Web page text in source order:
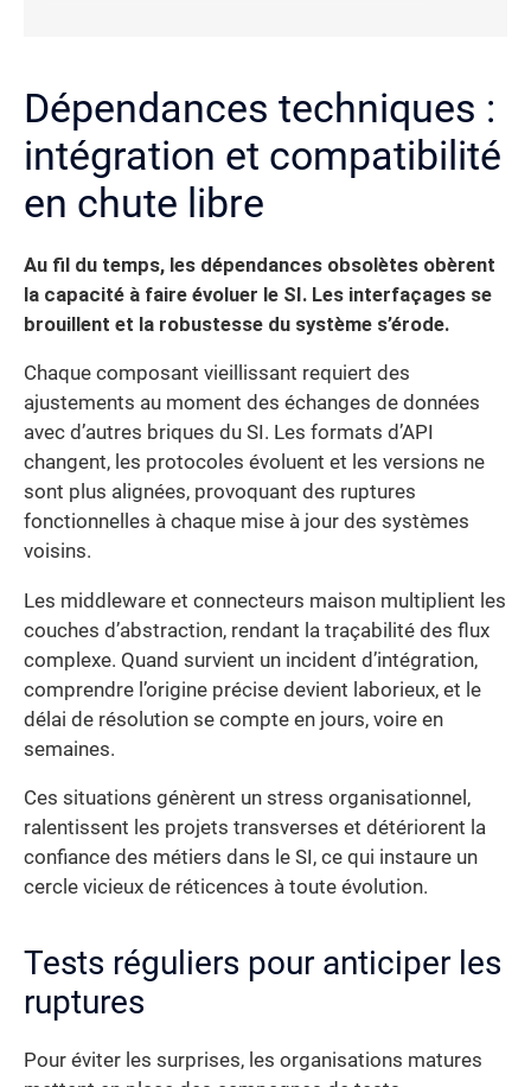
Dépendances techniques :
intégration et compatibilité
en chute libre
Au fil du temps, les dépendances obsolètes obèrent
la capacité à faire évoluer le SI. Les interfaçages se
brouillent et la robustesse du système s’érode.
Chaque composant vieillissant requiert des
ajustements au moment des échanges de données
avec d’autres briques du SI. Les formats d’API
changent, les protocoles évoluent et les versions ne
sont plus alignées, provoquant des ruptures
fonctionnelles à chaque mise à jour des systèmes
voisins.
Les middleware et connecteurs maison multiplient les
couches d’abstraction, rendant la traçabilité des flux
complexe. Quand survient un incident d’intégration,
comprendre l’origine précise devient laborieux, et le
délai de résolution se compte en jours, voire en
semaines.
Ces situations génèrent un stress organisationnel,
ralentissent les projets transverses et détériorent la
confiance des métiers dans le SI, ce qui instaure un
cercle vicieux de réticences à toute évolution.
Tests réguliers pour anticiper les
ruptures
Pour éviter les surprises, les organisations matures